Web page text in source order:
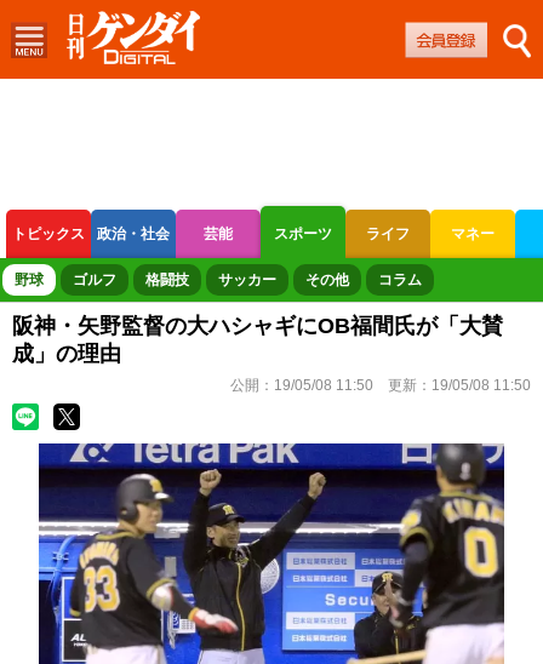
トピックス 政治・社会 芸能 スポーツ ライフ マネー
ボートレース 競輪 オートレース
野球 ゴルフ 格闘技 サッカー その他 コラム
阪神・矢野監督の大ハシャギにOB福間氏が「大賛
成」の理由
公開： 19/05/08 11:50 更新： 19/05/08 11:50